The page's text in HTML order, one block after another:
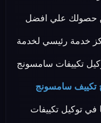
حصولك علي افضل
خدمة رئيسي لخدمة
تكييفات سامسونج
تكييف سامسونج
توكيل تكييفات